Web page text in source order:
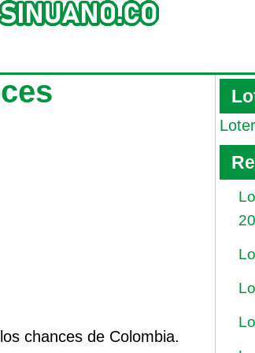
chances de Colombia.